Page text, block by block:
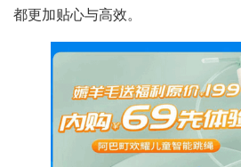
都更加贴心与高效。